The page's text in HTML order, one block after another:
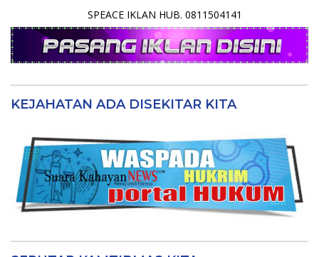
SPEACE IKLAN HUB. 0811504141
KEJAHATAN ADA DISEKITAR KITA